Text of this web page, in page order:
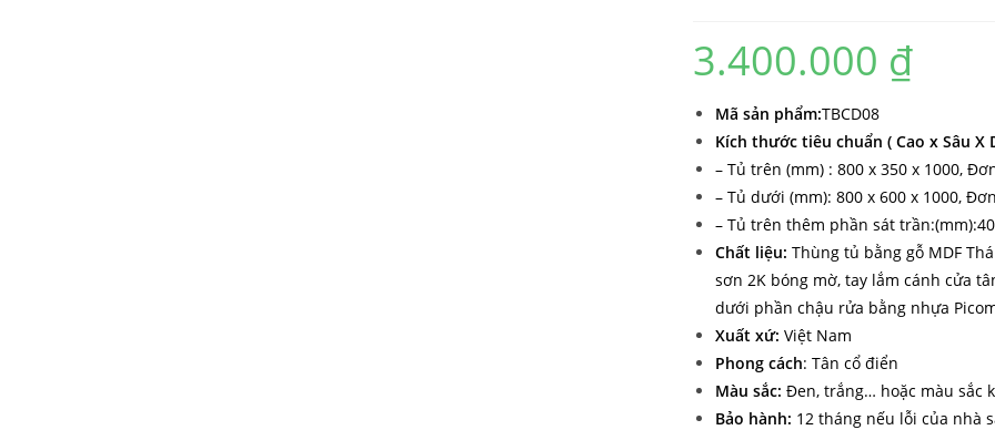
3.400.000 ₫
Mã sản phẩm:TBCD08
Kích thước tiêu chuẩn ( Cao x Sâu X
– Tủ trên (mm) : 800 x 350 x 1000,
– Tủ dưới (mm): 800 x 600 x 1000,
– Tủ trên thêm phần sát
Chất liệu: Thùng tủ bằng gỗ MDF
sơn 2K bóng mờ, tay lắm cánh cửa
dưới phần chậu rửa bằng nhựa
Xuất xứ: Việt Nam
Phong cách: Tân cổ điển
Màu sắc: Đen, trắng… hoặc màu sắc
Bảo hành: 12 tháng nếu lỗi của nhà